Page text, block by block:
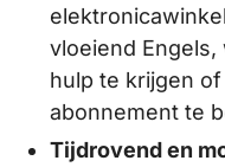
vloeiend
hulp te krijgen
abonnement te
Tijdrovend en